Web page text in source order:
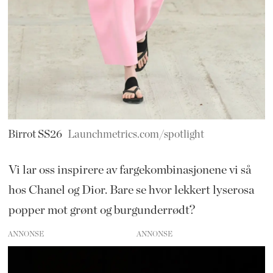
Birrot SS26 Launchmetrics.com/spotlight
Vi lar oss inspirere av fargekombinasjonene vi så
hos Chanel og Dior. Bare se hvor lekkert lyserosa
popper mot grønt og burgunderrødt?
ANNONSE